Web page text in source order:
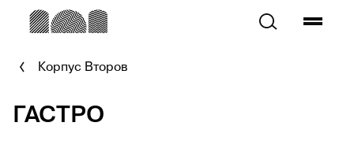
ВТОРОВ
ПОИСК
Корпус Второв
ГАСТРО